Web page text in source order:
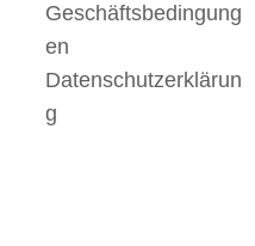
Geschäftsbedingung
en
Datenschutzerklärun
g